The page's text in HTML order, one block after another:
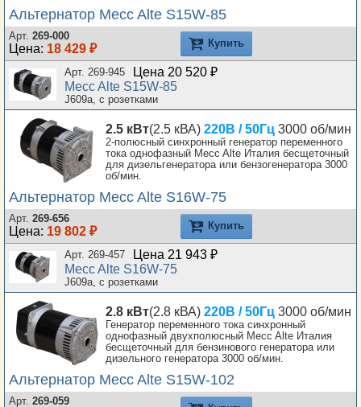
Альтернатор Mecc Alte S15W-85
Арт. 269-000
Цена: 18 429 ₽ Купить
Арт. 269-945
Цена 20 520 ₽
Mecc Alte S15W-85
J609a, с розетками
2.5 кВт(2.5 кВА) 220В / 50Гц 3000 об/мин
2-полюсный синхронный генератор переменного
тока однофазный Mecc Alte Италия бесщеточный
для дизельгенератора или бензогенератора 3000
об/мин.
Альтернатор Mecc Alte S16W-75
Арт. 269-656
Цена: 19 802 ₽ Купить
Арт. 269-457
Цена 21 943 ₽
Mecc Alte S16W-75
J609a, с розетками
2.8 кВт(2.8 кВА) 220В / 50Гц 3000 об/мин
Генератор переменного тока синхронный
однофазный двухполюсный Mecc Alte Италия
бесщеточный для бензинового генератора или
дизельного генератора 3000 об/мин.
Альтернатор Mecc Alte S15W-102
Арт. 269-059